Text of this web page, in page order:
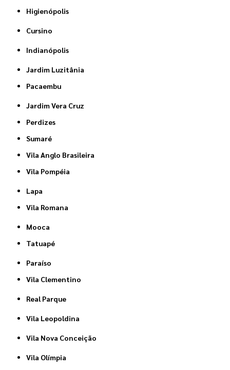
Higienópolis
Cursino
Indianópolis
Jardim Luzitânia
Pacaembu
Jardim Vera Cruz
Perdizes
Sumaré
Vila Anglo Brasileira
Vila Pompéia
Lapa
Vila Romana
Mooca
Tatuapé
Paraíso
Vila Clementino
Real Parque
Vila Leopoldina
Vila Nova Conceição
Vila Olímpia